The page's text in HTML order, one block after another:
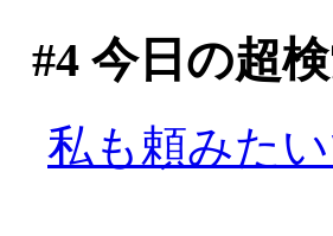
#4今日の超
私も頼みた